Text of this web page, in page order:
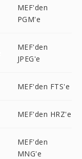
MEF'den
PGM'e
MEF'den
JPEG'e
MEF'den FTS'e
MEF'den HRZ'e
MEF'den
MNG'e